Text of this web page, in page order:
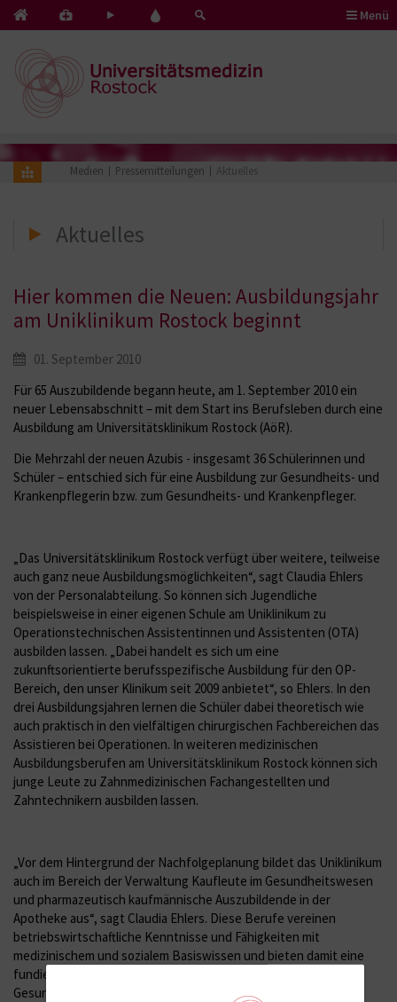
Kontakt
Notfälle
Pflege
Herz
Blut
Menü
Medien Pressemitteilungen Aktuelles
Aktuelles
Hier kommen die Neuen: Ausbildungsjahr
am Uniklinikum Rostock beginnt
01. September 2010
Für 65 Auszubildende begann heute, am 1. September 2010 ein
neuer Lebensabschnitt – mit dem Start ins Berufsleben durch eine
Ausbildung am Universitätsklinikum Rostock (AöR).
Die Mehrzahl der neuen Azubis - insgesamt 36 Schülerinnen und
Schüler – entschied sich für eine Ausbildung zur Gesundheits- und
Krankenpflegerin bzw. zum Gesundheits- und Krankenpfleger.
„Das Universitätsklinikum Rostock verfügt über weitere, teilweise
auch ganz neue Ausbildungsmöglichkeiten“, sagt Claudia Ehlers
von der Personalabteilung. So können sich Jugendliche
beispielsweise in einer eigenen Schule am Uniklinikum zu
Operationstechnischen Assistentinnen und Assistenten (OTA)
ausbilden lassen. „Dabei handelt es sich um eine
zukunftsorientierte berufsspezifische Ausbildung für den OP-
Bereich, den unser Klinikum seit 2009 anbietet“, so Ehlers. In den
drei Ausbildungsjahren lernen die Schüler dabei theoretisch wie
auch praktisch in den vielfältigen chirurgischen Fachbereichen das
Assistieren bei Operationen. In weiteren medizinischen
Ausbildungsberufen am Universitätsklinikum Rostock können sich
junge Leute zu Zahnmedizinischen Fachangestellten und
Zahntechnikern ausbilden lassen.
„Vor dem Hintergrund der Nachfolgeplanung bildet das Uniklinikum
auch im Bereich der Verwaltung Kaufleute im Gesundheitswesen
und pharmazeutisch kaufmännische Auszubildende in der
Apotheke aus“, sagt Claudia Ehlers. Diese Berufe vereinen
betriebswirtschaftliche Kenntnisse und Fähigkeiten mit
medizinischem und sozialem Basiswissen und bieten damit eine
fundierte Ausbildung für den späteren Berufseinstieg im
Gesundheitswesen.